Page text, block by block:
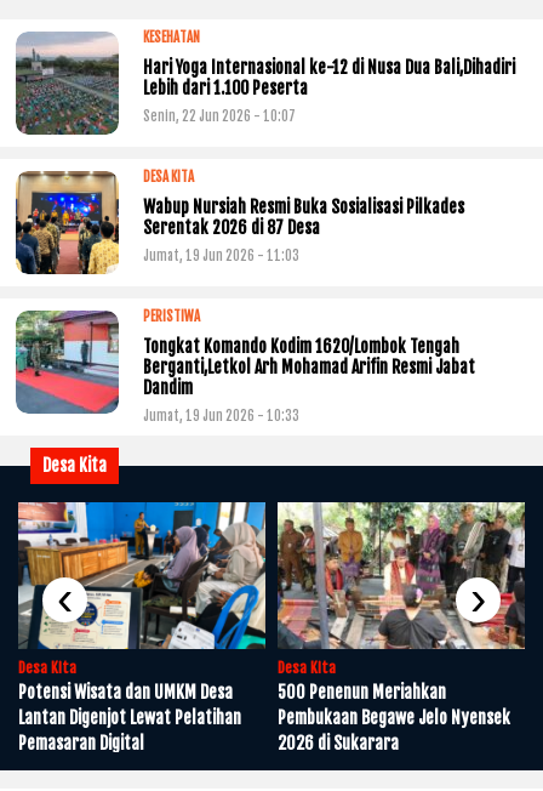
KESEHATAN
Hari Yoga Internasional ke-12 di Nusa Dua Bali,Dihadiri
Lebih dari 1.100 Peserta
Senin, 22 Jun 2026 - 10:07
DESA KITA
Wabup Nursiah Resmi Buka Sosialisasi Pilkades
Serentak 2026 di 87 Desa
Jumat, 19 Jun 2026 - 11:03
PERISTIWA
Tongkat Komando Kodim 1620/Lombok Tengah
Berganti,Letkol Arh Mohamad Arifin Resmi Jabat
Dandim
Jumat, 19 Jun 2026 - 10:33
Desa Kita
Desa Kita
Potensi Wisata dan UMKM Desa
Lantan Digenjot Lewat Pelatihan
Pemasaran Digital
Desa Kita
500 Penenun Meriahkan
Pembukaan Begawe Jelo Nyensek
2026 di Sukarara
‹ ›